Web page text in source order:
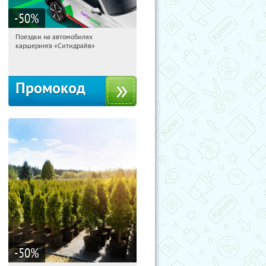
-50%
18:29:19
Получи первым!
Поездки на автомобилях
каршеринга «Ситидрайв»
Промокод
-50%